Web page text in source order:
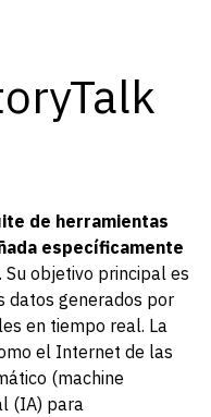
de herramientas
específicamente
. Su objetivo principal es
datos generados por
en tiempo real. La
el Internet de las
(machine
(IA) para